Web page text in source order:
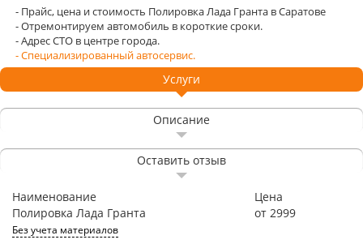
- Прайс, цена и стоимость Полировка Лада Гранта в Саратове
- Отремонтируем автомобиль в короткие сроки.
- Адрес СТО в центре города.
- Специализированный автосервис.
Услуги
Описание
Оставить отзыв
Наименование
Цена
Полировка Лада Гранта
Без учета материалов
от 2999